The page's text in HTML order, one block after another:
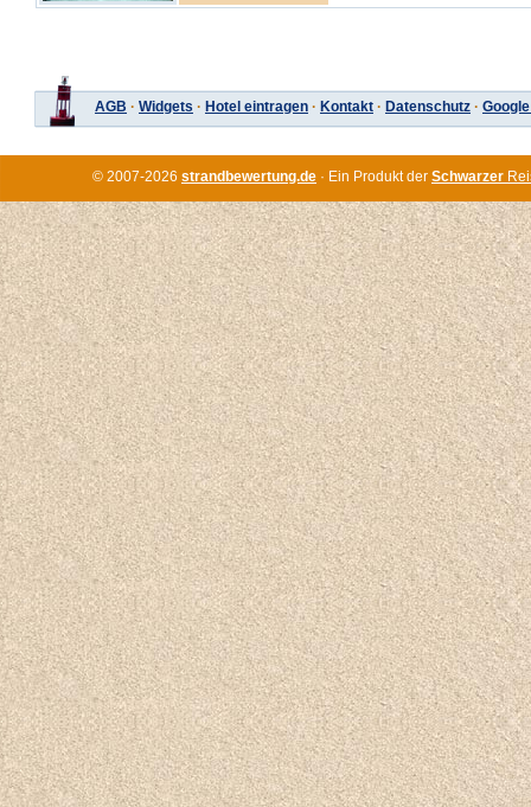
AGB · Widgets · Hotel eintragen · Kontakt · Datenschutz ·
© 2007-2026 strandbewertung.de · Ein Produkt der Schwarzer